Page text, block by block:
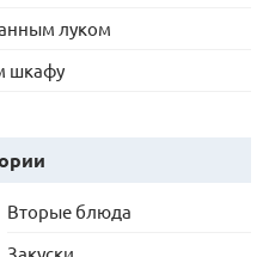
луком
шкафу
Вторые блюда